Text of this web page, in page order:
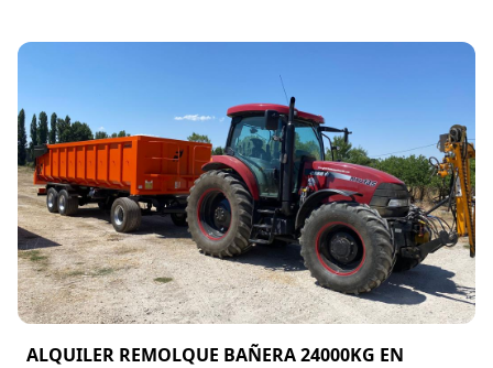
ALQUILER REMOLQUE BAÑERA 24000KG EN